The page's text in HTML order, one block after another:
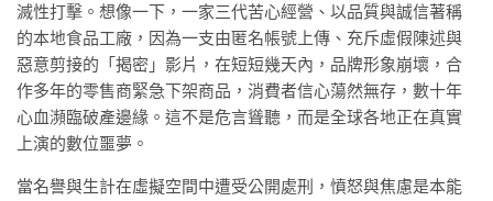
滅性打擊。想像一下，一家三代苦心經營、以品質與誠信著稱
的本地食品工廠，因為一支由匿名帳號上傳、充斥虛假陳述與
惡意剪接的「揭密」影片，在短短幾天內，品牌形象崩壞，合
作多年的零售商緊急下架商品，消費者信心蕩然無存，數十年
心血瀕臨破產邊緣。這不是危言聳聽，而是全球各地正在真實
上演的數位噩夢。
當名譽與生計在虛擬空間中遭受公開處刑，憤怒與焦慮是本能